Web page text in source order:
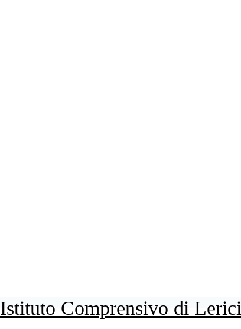
Istituto Comprensivo di Lerici